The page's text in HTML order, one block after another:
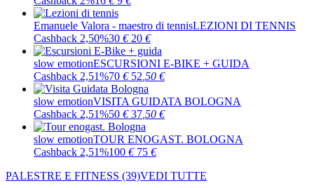
Emanuele Valora - maestro di tennisLEZIONI DI TENNIS
Cashback 2,50%30 € 20 €
slow emotionESCURSIONI E-BIKE + GUIDA
Cashback 2,51%70 € 52 ,50 €
slow emotionVISITA GUIDATA BOLOGNA
Cashback 2,51%50 € 37 ,50 €
slow emotionTOUR ENOGAST. BOLOGNA
Cashback 2,51%100 € 75 €
PALESTRE E FITNESS (39)VEDI TUTTE